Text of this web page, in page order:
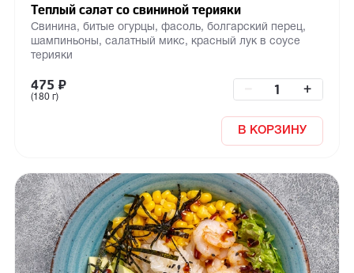
Теплый салат со свининой терияки
Свинина, битые огурцы, фасоль, болгарский перец,
шампиньоны, салатный микс, красный лук в соусе
терияки
475 ₽
(180 г)
+
В КОРЗИНУ